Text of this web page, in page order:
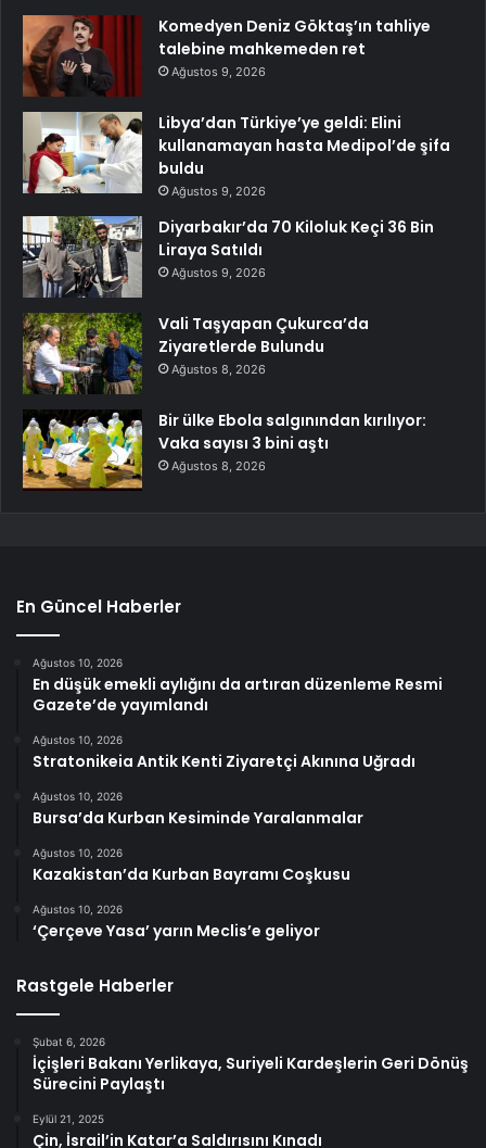
Komedyen Deniz Göktaş’ın tahliye
talebine mahkemeden ret
Ağustos 9, 2026
Libya’dan Türkiye’ye geldi: Elini
kullanamayan hasta Medipol’de şifa
buldu
Ağustos 9, 2026
Diyarbakır’da 70 Kiloluk Keçi 36 Bin
Liraya Satıldı
Ağustos 9, 2026
Vali Taşyapan Çukurca’da
Ziyaretlerde Bulundu
Ağustos 8, 2026
Bir ülke Ebola salgınından kırılıyor:
Vaka sayısı 3 bini aştı
Ağustos 8, 2026
En Güncel Haberler
Ağustos 10, 2026
En düşük emekli aylığını da artıran düzenleme Resmi
Gazete’de yayımlandı
Ağustos 10, 2026
Stratonikeia Antik Kenti Ziyaretçi Akınına Uğradı
Ağustos 10, 2026
Bursa’da Kurban Kesiminde Yaralanmalar
Ağustos 10, 2026
Kazakistan’da Kurban Bayramı Coşkusu
Ağustos 10, 2026
‘Çerçeve Yasa’ yarın Meclis’e geliyor
Rastgele Haberler
Şubat 6, 2026
İçişleri Bakanı Yerlikaya, Suriyeli Kardeşlerin Geri Dönüş
Sürecini Paylaştı
Eylül 21, 2025
Çin, İsrail’in Katar’a Saldırısını Kınadı